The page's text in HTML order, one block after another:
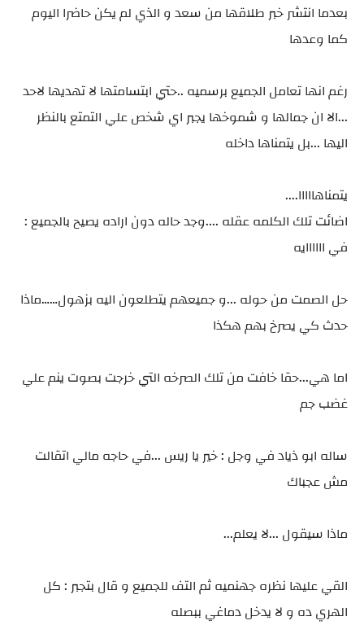
بعدما انتشر خبر طلاقها من سعد و الذي لم يكن حاضرا اليوم
كما وعدها
رغم انها تعامل الجميع برسميه ..حتي ابتسامتها لا تهديها لاحد
...الا ان جمالها و شموخها يجبر اي شخص علي التمتع بالنظر
اليها ...بل يتمناها داخله
يتمناهااااا....
اضائت تلك الكلمه عقله ....وجد حاله دون اراده يصيح بالجميع :
في اااااايه
حل الصمت من حوله ...و جميعهم يتطلعون اليه بزهول……ماذا
حدث كي يصرخ بهم هكذا
اما هي...حقا خافت من تلك الصرخه التي خرجت بصوت ينم علي
غضب جم
ساله ابو ذياد في وجل : خير يا ريس ...في حاجه مالي اتقالت
مش عجباك
ماذا سيقول ...لا يعلم...
القي عليها نظره جهنميه ثم التف للجميع و قال بتجبر : كل
الهري ده و لا يدخل دماغي ببصله